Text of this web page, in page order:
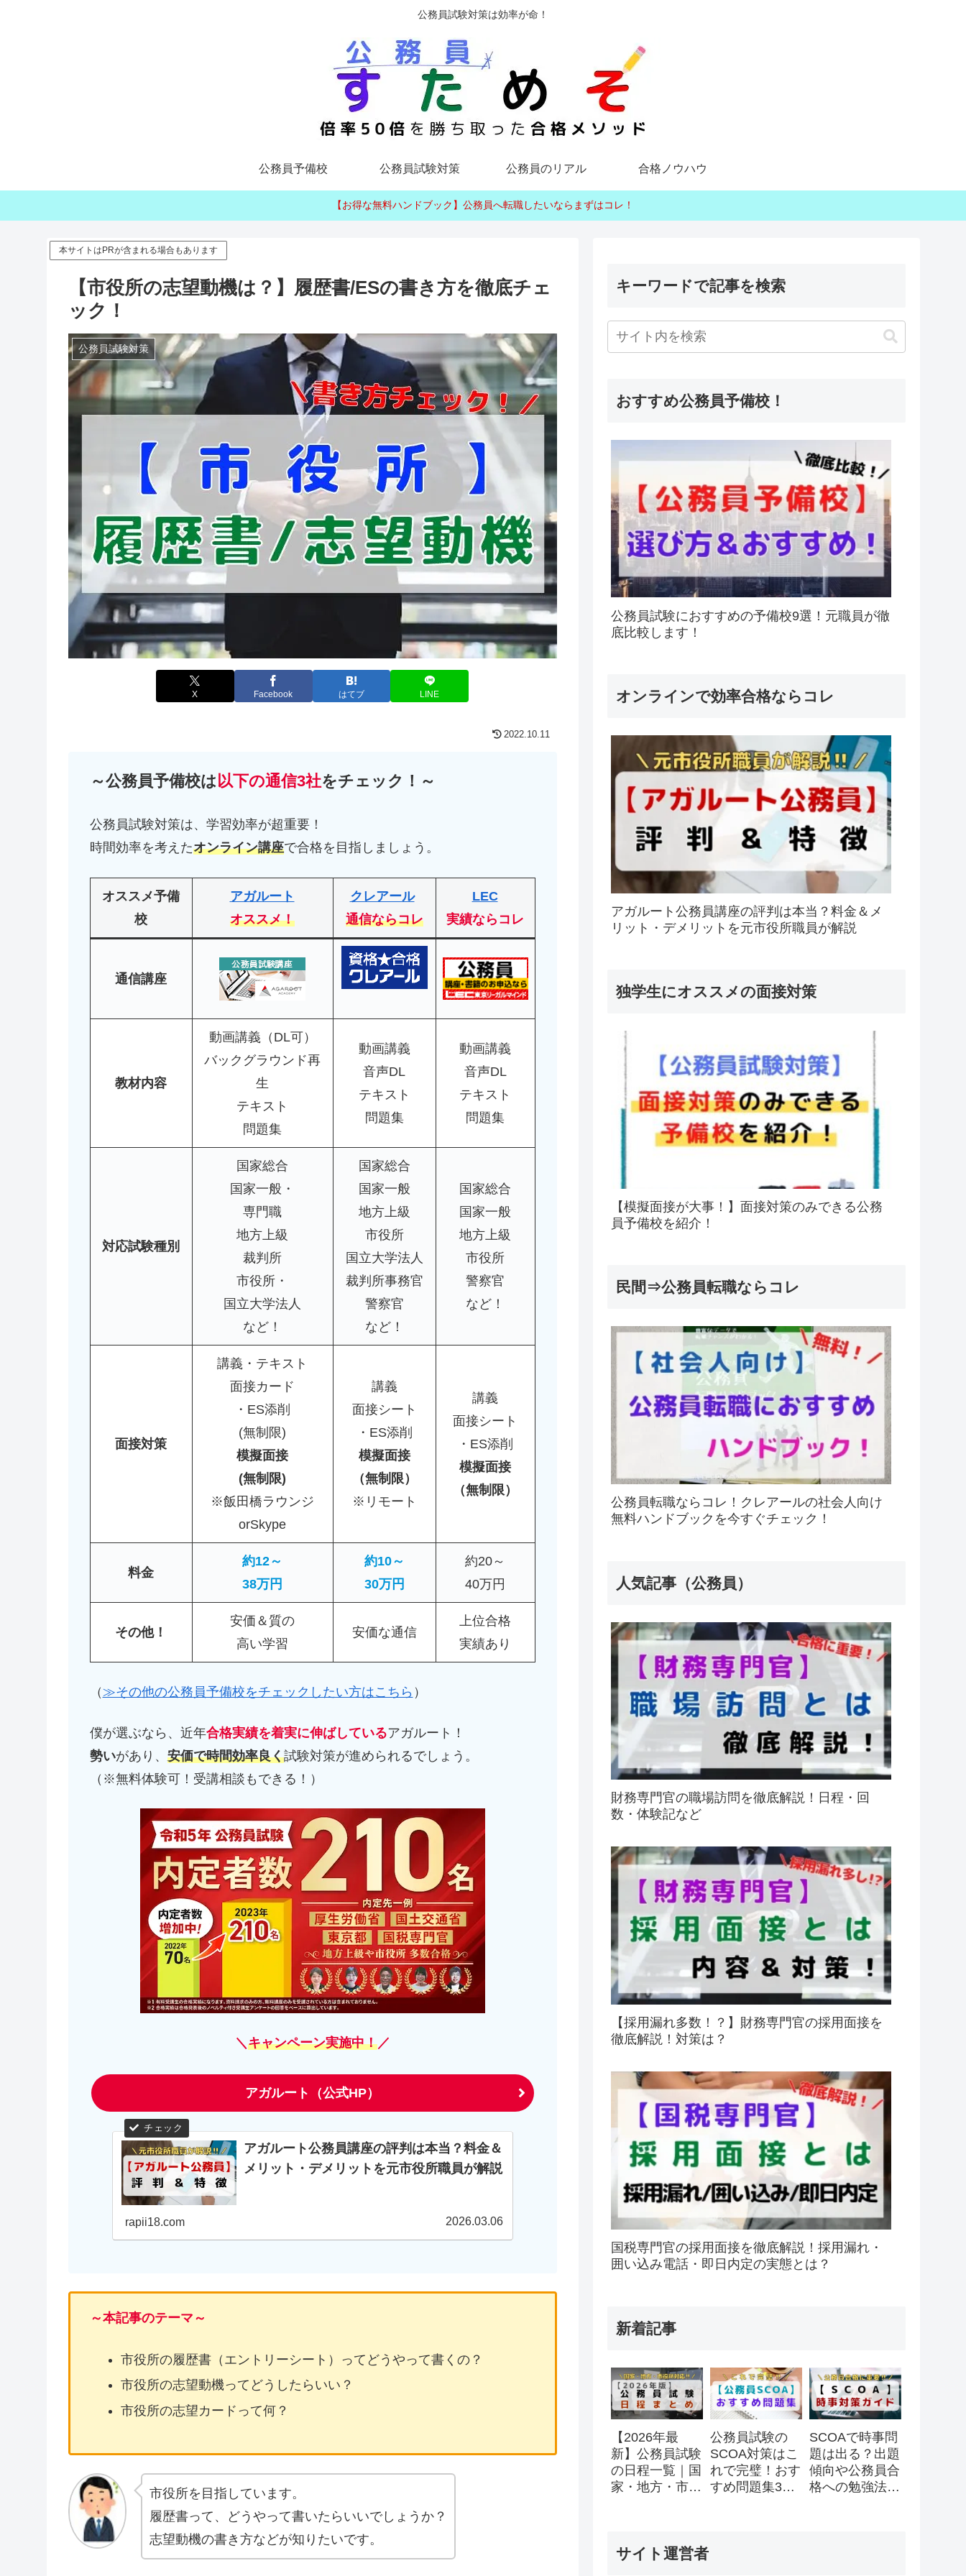
公務員試験対策は効率が命！
公務員予備校 公務員試験対策 公務員のリアル 合格ノウハウ
【お得な無料ハンドブック】公務員へ転職したいならまずはコレ！
本サイトはPRが含まれる場合もあります
【市役所の志望動機は？】履歴書/ESの書き方を徹底チェ
ック！
公務員試験対策
X Facebook はてブ LINE
2022.10.11
～公務員予備校は以下の通信3社をチェック！～
公務員試験対策は、学習効率が超重要！
時間効率を考えたオンライン講座で合格を目指しましょう。
オススメ予備
校
アガルート
オススメ！
クレアール
通信ならコレ
LEC
実績ならコレ
通信講座
教材内容
動画講義（DL可）
バックグラウンド再
生
テキスト
問題集
動画講義
音声DL
テキスト
問題集
動画講義
音声DL
テキスト
問題集
対応試験種別
国家総合
国家一般・
専門職
地方上級
裁判所
市役所・
国立大学法人
など！
国家総合
国家一般
地方上級
市役所
国立大学法人
裁判所事務官
警察官
など！
国家総合
国家一般
地方上級
市役所
警察官
など！
面接対策
講義・テキスト
面接カード
・ES添削
(無制限)
模擬面接
(無制限)
※飯田橋ラウンジ
orSkype
講義
面接シート
・ES添削
模擬面接
（無制限）
※リモート
講義
面接シート
・ES添削
模擬面接
（無制限）
料金
約12～
38万円
約10～
30万円
約20～
40万円
その他！
安価＆質の
高い学習
安価な通信
上位合格
実績あり
（ ≫その他の公務員予備校をチェックしたい方はこちら ）
僕が選ぶなら、近年合格実績を着実に伸ばしているアガルート！
勢いがあり、 安価で時間効率良く試験対策が進められるでしょう。
（※無料体験可！受講相談もできる！）
＼キャンペーン実施中！／
アガルート（公式HP）
アガルート公務員講座の評判は本当？料金＆
メリット・デメリットを元市役所職員が解説
rapii18.com 2026.03.06
～本記事のテーマ～
市役所の履歴書（エントリーシート）ってどうやって書くの？
市役所の志望動機ってどうしたらいい？
市役所の志望カードって何？
市役所を目指しています。
履歴書って、どうやって書いたらいいでしょうか？
志望動機の書き方などが知りたいです。
キーワードで記事を検索
おすすめ公務員予備校！
公務員試験におすすめの予備校9選！元職員が徹
底比較します！
オンラインで効率合格ならコレ
アガルート公務員講座の評判は本当？料金＆メ
リット・デメリットを元市役所職員が解説
独学生にオススメの面接対策
【模擬面接が大事！】面接対策のみできる公務
員予備校を紹介！
民間⇒公務員転職ならコレ
公務員転職ならコレ！クレアールの社会人向け
無料ハンドブックを今すぐチェック！
人気記事（公務員）
財務専門官の職場訪問を徹底解説！日程・回
数・体験記など
【採用漏れ多数！？】財務専門官の採用面接を
徹底解説！対策は？
国税専門官の採用面接を徹底解説！採用漏れ・
囲い込み電話・即日内定の実態とは？
新着記事
【2026年最
新】公務員試験
の日程一覧｜国
家・地方・市役
公務員試験の
SCOA対策はこ
れで完璧！おす
すめ問題集3
SCOAで時事問
題は出る？出題
傾向や公務員合
格への勉強法を
サイト運営者